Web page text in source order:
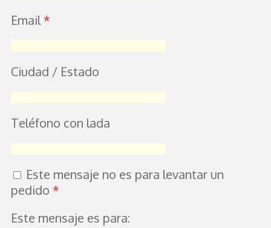
Email*
Ciudad / Estado
Teléfono con lada
Este mensaje no es para levantar un
pedido *
Este mensaje es para: